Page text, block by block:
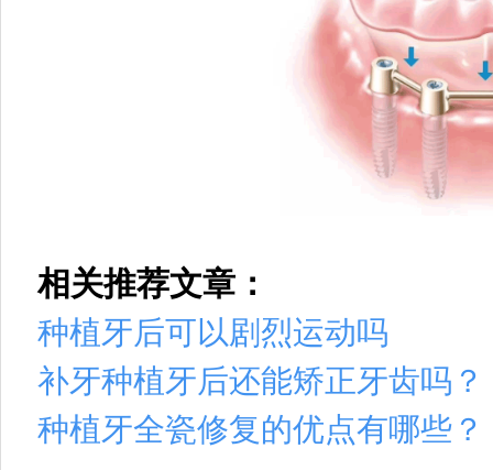
相关推荐文章：
种植牙后可以剧烈运动吗
补牙种植牙后还能矫正牙齿吗？
种植牙全瓷修复的优点有哪些？